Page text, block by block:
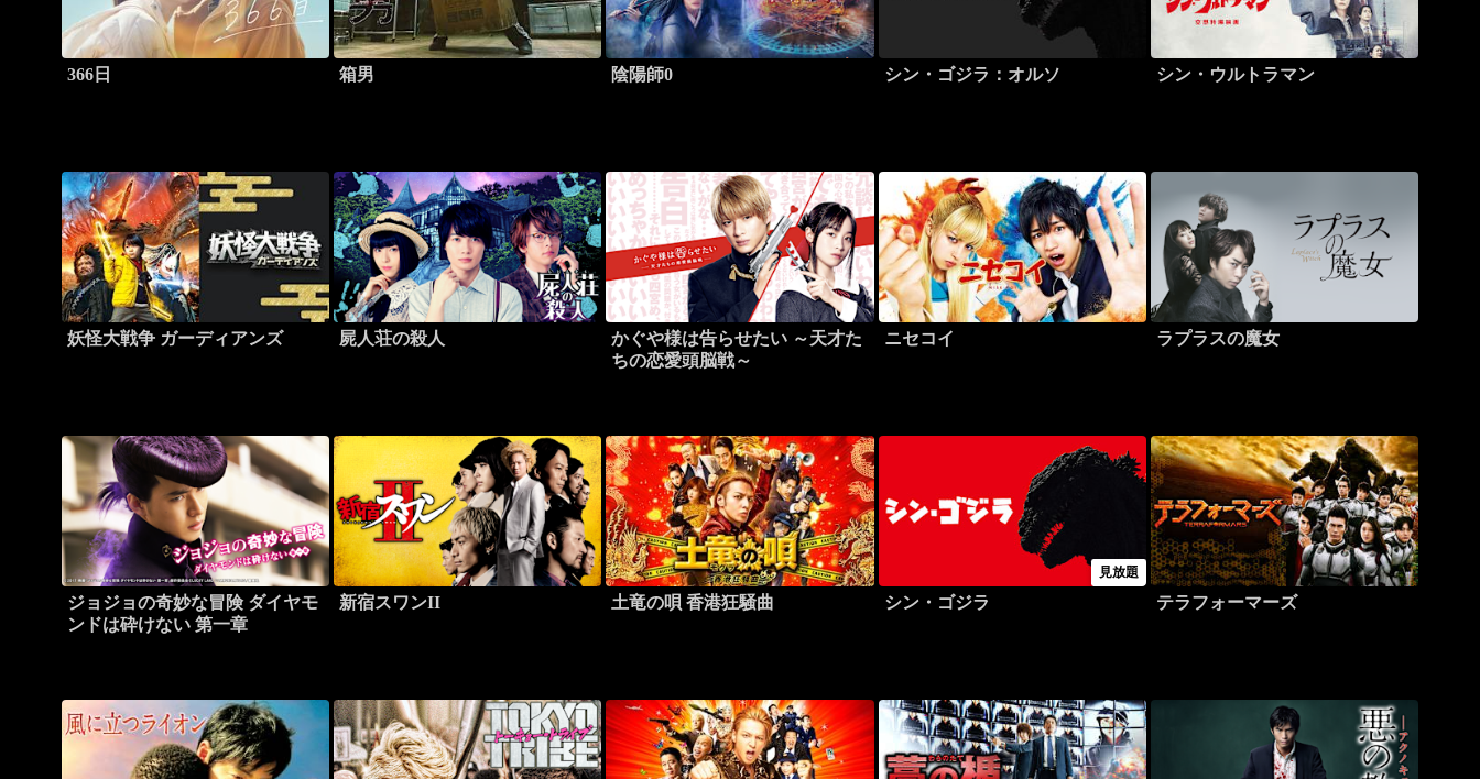
366日 箱男 陰陽師0 シン・ゴジラ：オルソ シン・ウルトラマン
妖怪大戦争 ガーディアンズ 屍人荘の殺人
かぐや様は告らせたい ～天才た
ちの恋愛頭脳戦～
ニセコイ ラプラスの魔女
ジョジョの奇妙な冒険 ダイヤモ
ンドは砕けない 第一章
新宿スワンII 土竜の唄 香港狂騒曲
見放題
シン・ゴジラ テラフォーマーズ